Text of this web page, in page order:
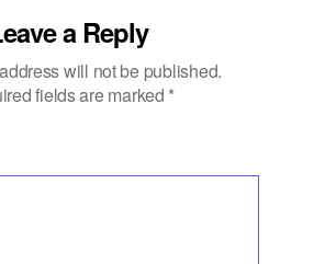
a Reply
will not be published.
fields are marked *